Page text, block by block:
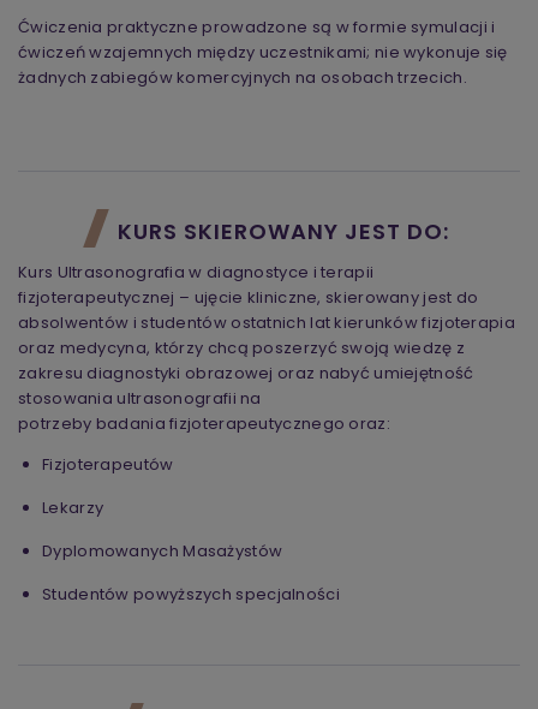
Ćwiczenia praktyczne prowadzone są w formie symulacji i
ćwiczeń wzajemnych między uczestnikami; nie wykonuje się
żadnych zabiegów komercyjnych na osobach trzecich.
KURS SKIEROWANY JEST DO:
Kurs Ultrasonografia w diagnostyce i terapii
fizjoterapeutycznej – ujęcie kliniczne, skierowany jest do
absolwentów i studentów ostatnich lat kierunków fizjoterapia
oraz medycyna, którzy chcą poszerzyć swoją wiedzę z
zakresu diagnostyki obrazowej oraz nabyć umiejętność
stosowania ultrasonografii na
potrzeby badania fizjoterapeutycznego oraz:
Fizjoterapeutów
Lekarzy
Dyplomowanych Masażystów
Studentów powyższych specjalności